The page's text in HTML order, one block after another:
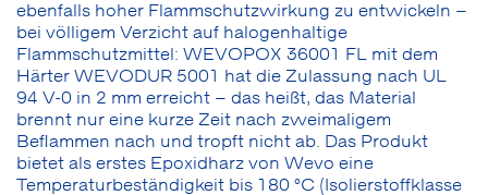
ebenfalls hoher Flammschutzwirkung zu entwickeln –
bei völligem Verzicht auf halogenhaltige
Flammschutzmittel: WEVOPOX 36001 FL mit dem
Härter WEVODUR 5001 hat die Zulassung nach UL
94 V-0 in 2 mm erreicht – das heißt, das Material
brennt nur eine kurze Zeit nach zweimaligem
Beflammen nach und tropft nicht ab. Das Produkt
bietet als erstes Epoxidharz von Wevo eine
Temperaturbeständigkeit bis 180 °C (Isolierstoffklasse